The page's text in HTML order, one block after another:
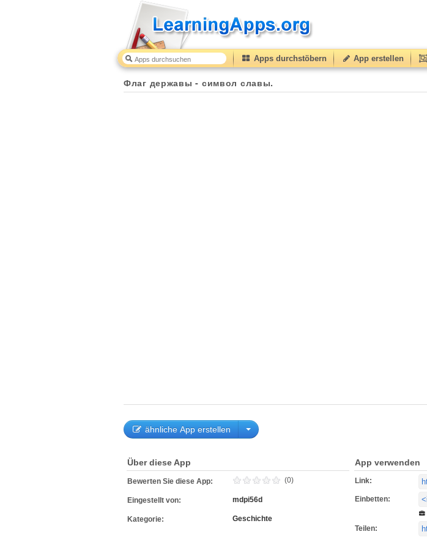
Apps durchstöbern App erstellen
Флаг державы - символ славы.
ähnliche App erstellen
Über diese App
Bewerten Sie diese App: (0)
Eingestellt von: mdpi56d
Kategorie: Geschichte
App verwenden
Link:
Einbetten:
Teilen: